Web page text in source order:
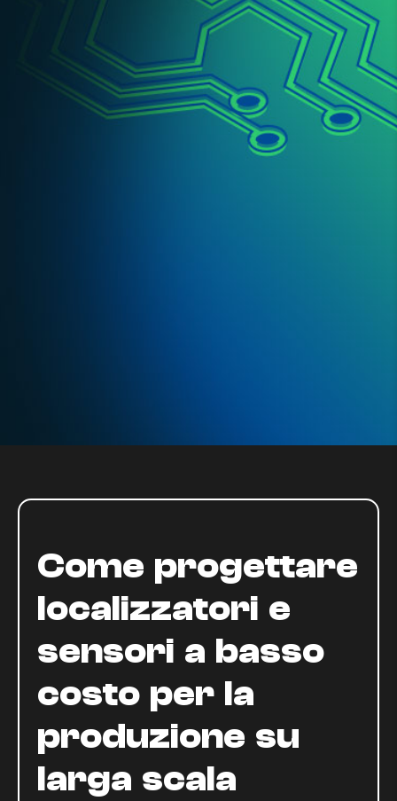
Come progettare
localizzatori e
sensori a basso
costo per la
produzione su
larga scala